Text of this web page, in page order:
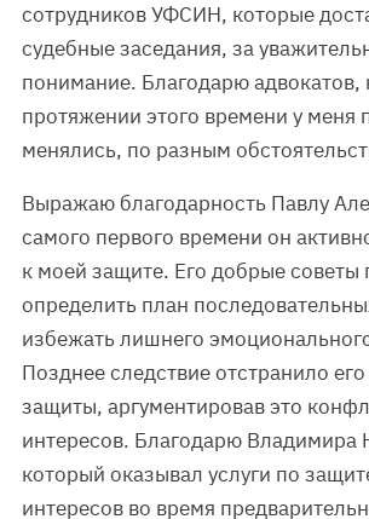
сотрудников УФСИН, которые
судебные заседания, за
понимание. Благодарю адвокатов,
протяжении этого времени у меня
менялись, по разным
Выражаю благодарность Павлу
самого первого времени он
к моей защите. Его добрые советы
определить план
избежать лишнего
Позднее следствие отстранило
защиты, аргументировав это
интересов. Благодарю Владимира
который оказывал услуги по
интересов во время